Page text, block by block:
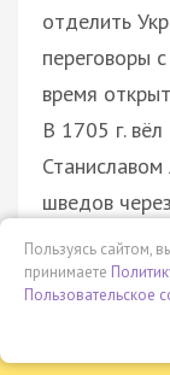
отделить
переговоры
время
В 1705 г.
шведов
перешёл на
Полтавской
вскоре
Пользуясь сайтом,
принимаете
Пользовательское